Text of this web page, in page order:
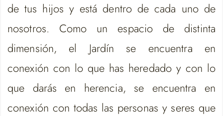
de tus hijos y está dentro de cada uno de
nosotros. Como un espacio de distinta
dimensión, el Jardín se encuentra en
conexión con lo que has heredado y con lo
que darás en herencia, se encuentra en
conexión con todas las personas y seres que